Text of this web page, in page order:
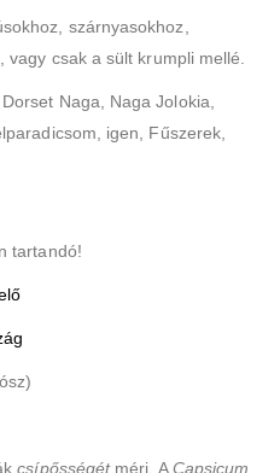
szárnyasokhoz,
csak a sült krumpli mellé.
Naga, Naga Jolokia,
igen, Fűszerek,
tartandó!
csípősségétméri. ACapsicum